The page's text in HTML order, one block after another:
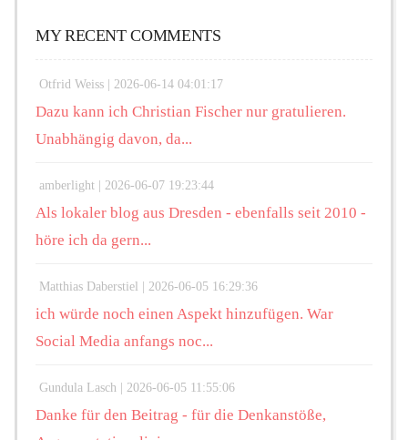
MY RECENT COMMENTS
Otfrid Weiss | 2026-06-14 04:01:17
Dazu kann ich Christian Fischer nur gratulieren.
Unabhängig davon, da...
amberlight | 2026-06-07 19:23:44
Als lokaler blog aus Dresden - ebenfalls seit 2010 -
höre ich da gern...
Matthias Daberstiel | 2026-06-05 16:29:36
ich würde noch einen Aspekt hinzufügen. War
Social Media anfangs noc...
Gundula Lasch | 2026-06-05 11:55:06
Danke für den Beitrag - für die Denkanstöße,